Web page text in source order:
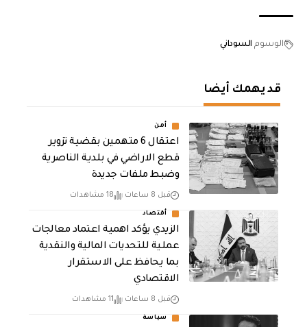
الوسوم السوداني
قد يهمك أيضا
أمن
اعتقال 6 متهمين بقضية تزوير
قطع الاراضي في بلدية الناصرية
وضبط ملفات جديدة
قبل 8 ساعات 18 مشاهدات
أقتصاد
الزيدي يؤكد اهمية اعتماد معالجات
عملية للتحديات المالية والنقدية
بما يحافظ على الاستقرار
الاقتصادي
قبل 8 ساعات 11 مشاهدات
سياسة